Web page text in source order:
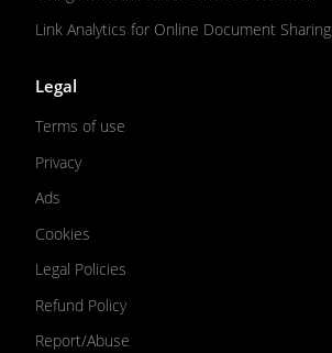
Link Analytics for Online Document Sharing
Legal
Terms of use
Privacy
Ads
Cookies
Legal Policies
Refund Policy
Report/Abuse